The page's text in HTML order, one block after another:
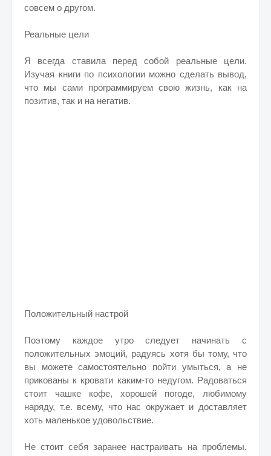
совсем о другом.
Реальные цели
Я всегда ставила перед собой реальные цели.
Изучая книги по психологии можно сделать вывод,
что мы сами программируем свою жизнь, как на
позитив, так и на негатив.
Положительный настрой
Поэтому каждое утро следует начинать с
положительных эмоций, радуясь хотя бы тому, что
вы можете самостоятельно пойти умыться, а не
прикованы к кровати каким-то недугом. Радоваться
стоит чашке кофе, хорошей погоде, любимому
наряду, т.е. всему, что нас окружает и доставляет
хоть маленькое удовольствие.
Не стоит себя заранее настраивать на проблемы.